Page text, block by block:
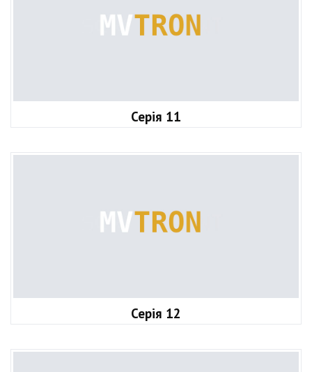
Серія 11
Серія 12